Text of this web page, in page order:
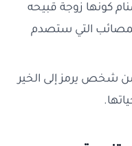
كونها زوجة قبيحه
التي ستصدم
من شخص يرمز إلى الخير